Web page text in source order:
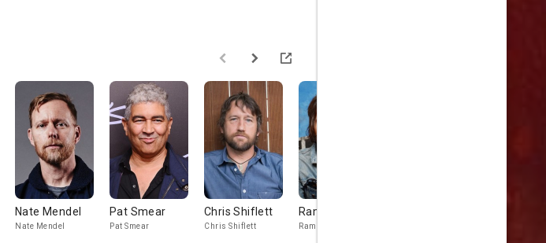
Nate Mendel
Nate Mendel
Pat Smear
Pat Smear
Chris Shiflett
Chris Shiflett
Rami Jaffee
Rami Jaffee